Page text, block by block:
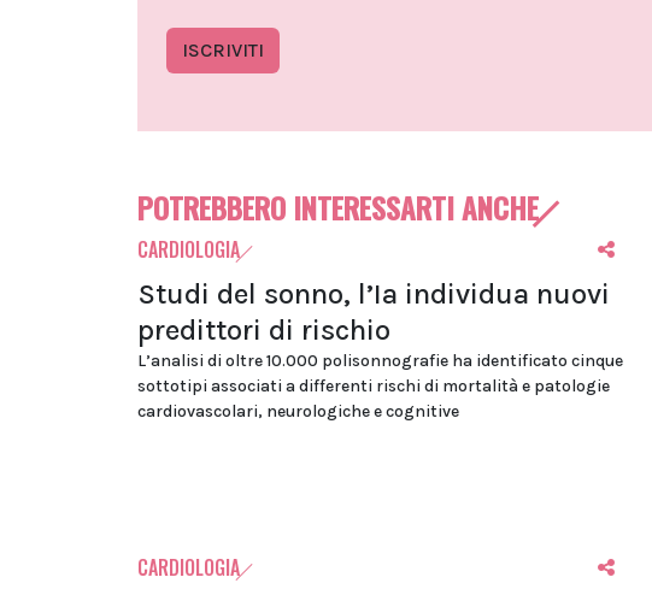
ISCRIVITI
POTREBBERO INTERESSARTI ANCHE
CARDIOLOGIA
Studi del sonno, l’Ia individua nuovi
predittori di rischio
L’analisi di oltre 10.000 polisonnografie ha identificato cinque
sottotipi associati a differenti rischi di mortalità e patologie
cardiovascolari, neurologiche e cognitive
CARDIOLOGIA